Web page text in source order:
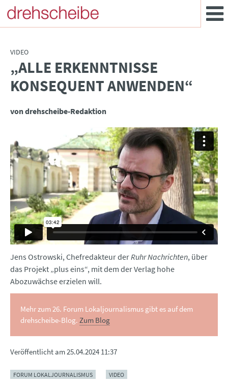
VIDEO
„ALLE ERKENNTNISSE
KONSEQUENT ANWENDEN“
von drehscheibe-Redaktion
Jens Ostrowski, Chefredakteur derRuhr Nachrichten, über
das Projekt „plus eins“, mit dem der Verlag hohe
Abozuwächse erzielen will.
Mehr zum 26. Forum Lokaljournalismus gibt es auf dem
drehscheibe-Blog. Zum Blog
Veröffentlicht am25.04.2024 11:37
FORUM LOKALJOURNALISMUS VIDEO